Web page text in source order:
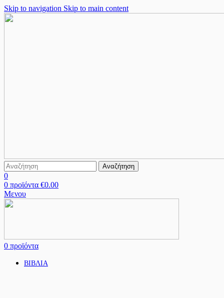
Skip to navigation Skip to main content
Αναζήτηση
0
0 προϊόντα €0.00
Μενου
0 προϊόντα
ΒΙΒΛΙΑ